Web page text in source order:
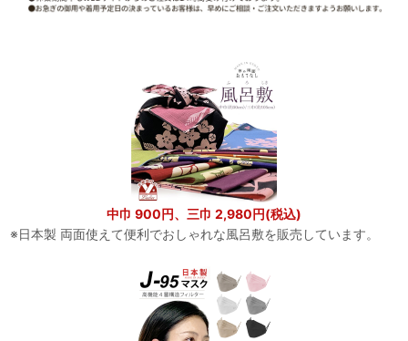
中巾 900円、三巾 2,980円(税込)
※日本製 両面使えて便利でおしゃれな風呂敷を販売しています。